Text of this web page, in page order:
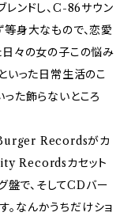
レンドし、C-86サウン
等身大なもので、恋愛
日々の女の子この悩み
いった日常生活のこ
た飾らないところ
Burger Recordsがカ
Recordsカセット
で、そしてCDバー
なんかうちだけショ